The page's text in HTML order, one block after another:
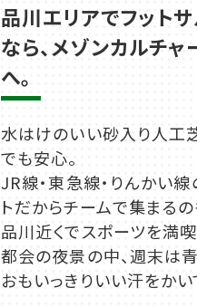
品川エリアでフット
なら、メゾンカルチ
へ。
水はけのいい砂入り人工
でも安心。
JR線・東急線・りんかい
トだからチームで集まるの
品川近くでスポーツを満
都会の夜景の中、週末は
おもいっきりいい汗をかい